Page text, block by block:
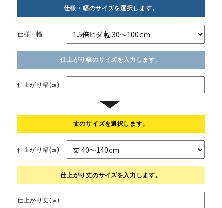
仕様・幅のサイズを選択します。
仕様・幅
仕上がり幅のサイズを入力します。
仕上がり幅(㎝)
▼
丈のサイズを選択します。
仕上がり幅(㎝)
仕上がり丈のサイズを入力します。
仕上がり丈(㎝)